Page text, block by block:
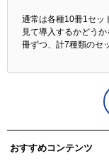
通常は各種10冊1セッ
見て導入するかどう
冊ずつ、計7種類のセ
おすすめコンテンツ